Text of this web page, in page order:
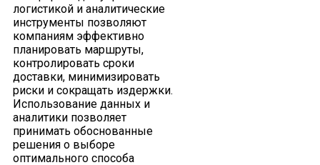
логистикой и аналитические
инструменты позволяют
компаниям эффективно
планировать маршруты,
контролировать сроки
доставки, минимизировать
риски и сокращать издержки.
Использование данных и
аналитики позволяет
принимать обоснованные
решения о выборе
оптимального способа